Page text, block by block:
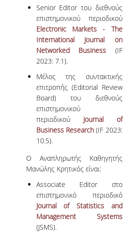
Senior Editor του διεθνούς
επιστημονικού περιοδικού
Electronic Markets - The
International Journal on
Networked Business (IF
2023: 7.1).
Μέλος της συντακτικής
επιτροπής (Editorial Review
Board) του διεθνούς
επιστημονικού
περιοδικού Journal of
Business Research(IF 2023:
10.5).
Ο Αναπληρωτής Καθηγητής
Μανώλης Κρητικός είναι:
Associate Editor στο
επιστημονικό περιοδικό
Journal of Statistics and
Management Systems
(JSMS).